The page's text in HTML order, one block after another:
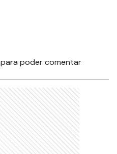
para poder comentar